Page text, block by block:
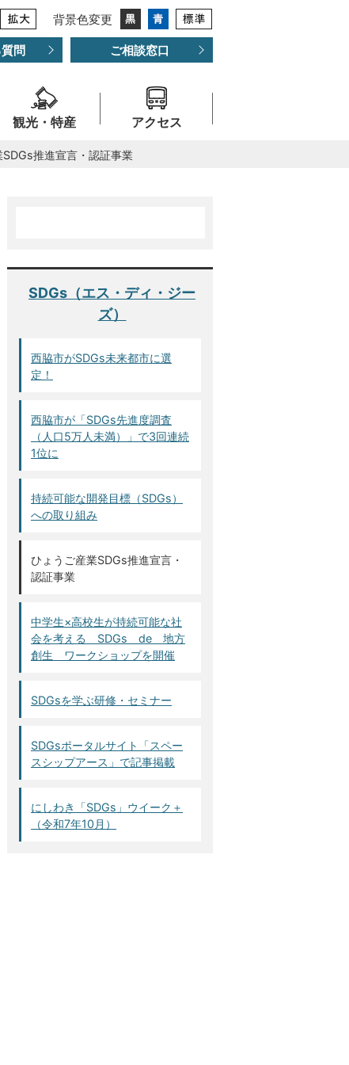
背景色変更
問 ご相談窓口
観光・特産 アクセス
推進宣言・認証事業
SDGs（エス・ディ・ジー
ズ）
西脇市がSDGs未来都市に選
定！
西脇市が「SDGs先進度調査
（人口5万人未満）」で3回連続
1位に
持続可能な開発目標（SDGs）
への取り組み
ひょうご産業SDGs推進宣言・
認証事業
中学生×高校生が持続可能な社
会を考える SDGs de 地方
創生 ワークショップを開催
SDGsを学ぶ研修・セミナー
SDGsポータルサイト「スペー
スシップアース」で記事掲載
にしわき「SDGs」ウイーク＋
（令和7年10月）